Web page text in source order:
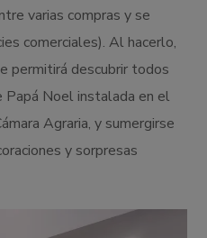
varias compras y se
comerciales). Al hacerlo,
permitirá descubrir todos
Papá Noel instalada en el
Agraria, y sumergirse
y sorpresas